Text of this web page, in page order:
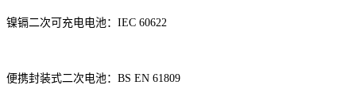
镍镉二次可充电电池： IEC 60622
便携封装式二次电池： BS EN 61809